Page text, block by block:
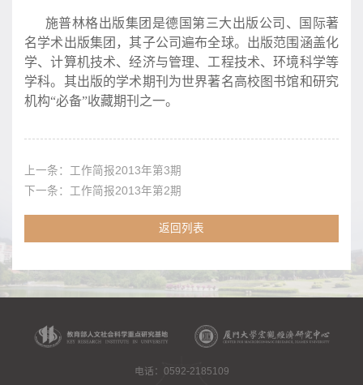
施普林格出版集团是德国第三大出版公司、国际著
名学术出版集团，其子公司遍布全球。出版范围涵盖化
学、计算机技术、经济与管理、工程技术、环境科学等
学科。其出版的学术期刊为世界著名高校图书馆和研究
机构“必备”收藏期刊之一。
上一条： 工作简报2013年第3期
下一条： 工作简报2013年第2期
返回列表
电话：0592-2185109